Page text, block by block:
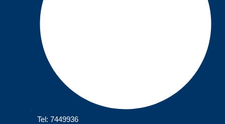
Tel: 7449936